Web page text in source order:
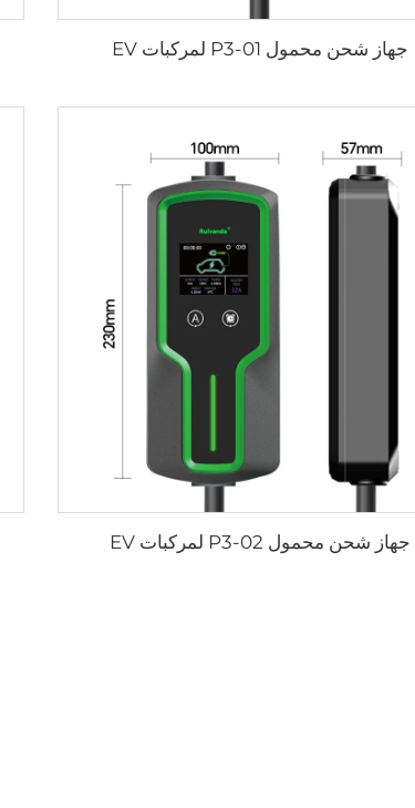
جهاز شحن محمول P3-01 لمركبات EV
جهاز شحن محمول P3-02 لمركبات EV